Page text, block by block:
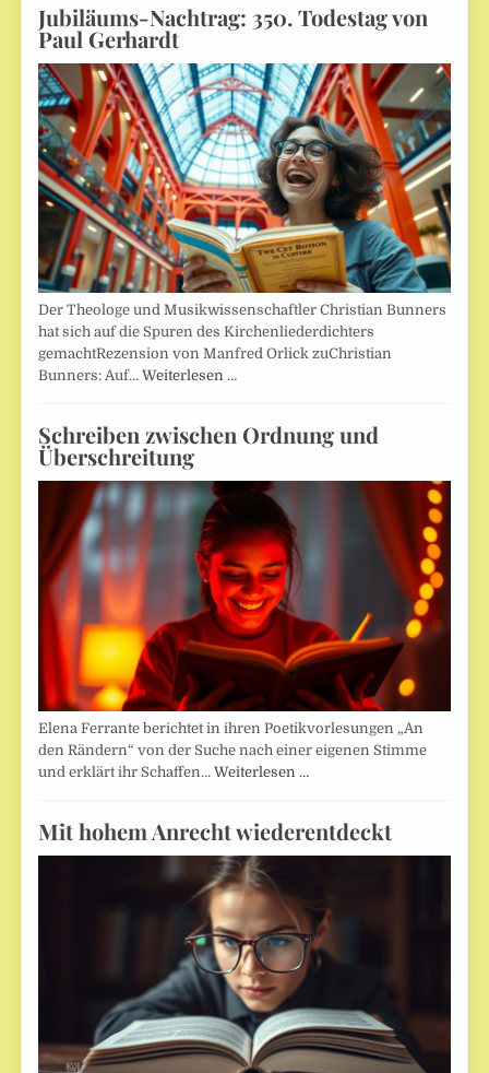
Jubiläums-Nachtrag: 350. Todestag von
Paul Gerhardt
Der Theologe und Musikwissenschaftler Christian Bunners
hat sich auf die Spuren des Kirchenliederdichters
gemachtRezension von Manfred Orlick zuChristian
Bunners: Auf…Weiterlesen …
Schreiben zwischen Ordnung und
Überschreitung
Elena Ferrante berichtet in ihren Poetikvorlesungen „An
den Rändern“ von der Suche nach einer eigenen Stimme
und erklärt ihr Schaffen…Weiterlesen …
Mit hohem Anrecht wiederentdeckt